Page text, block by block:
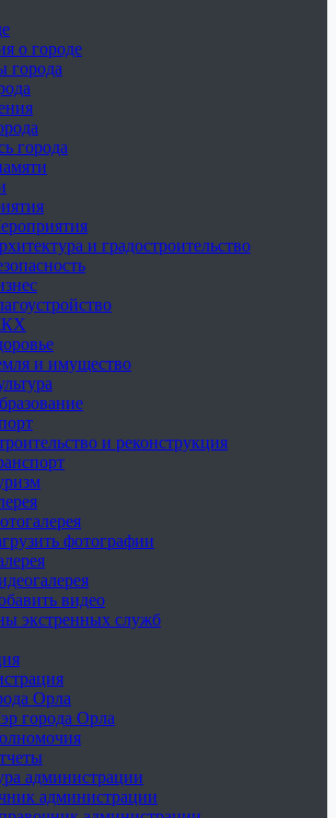
о городе
города
города
и градостроительство
и имущество
и реконструкция
фотографии
видео
экстренных служб
Орла
города Орла
администрации
администрации